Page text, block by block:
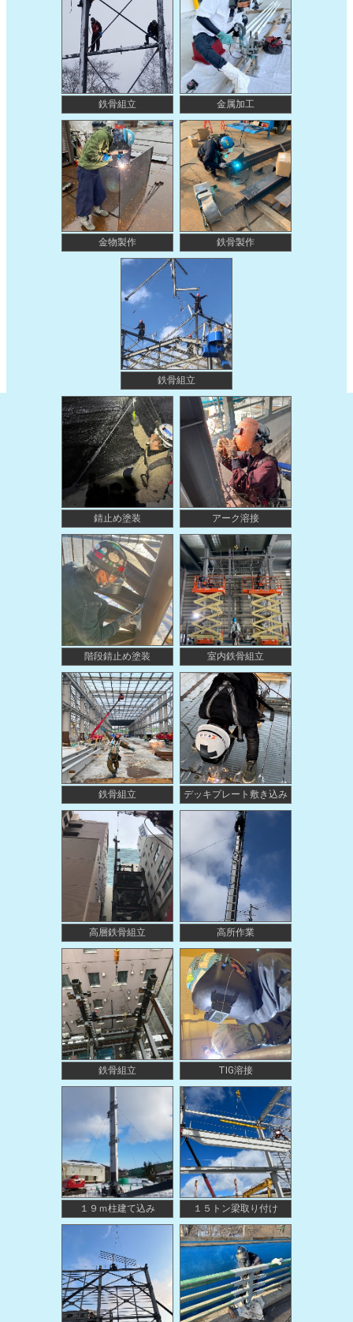
鉄骨組立 金属加工
金物製作 鉄骨製作
鉄骨組立
錆止め塗装 アーク溶接
階段錆止め塗装 室内鉄骨組立
鉄骨組立 デッキプレート敷き込み
高層鉄骨組立 高所作業
鉄骨組立 TIG溶接
１９ｍ柱建て込み １５トン梁取り付け